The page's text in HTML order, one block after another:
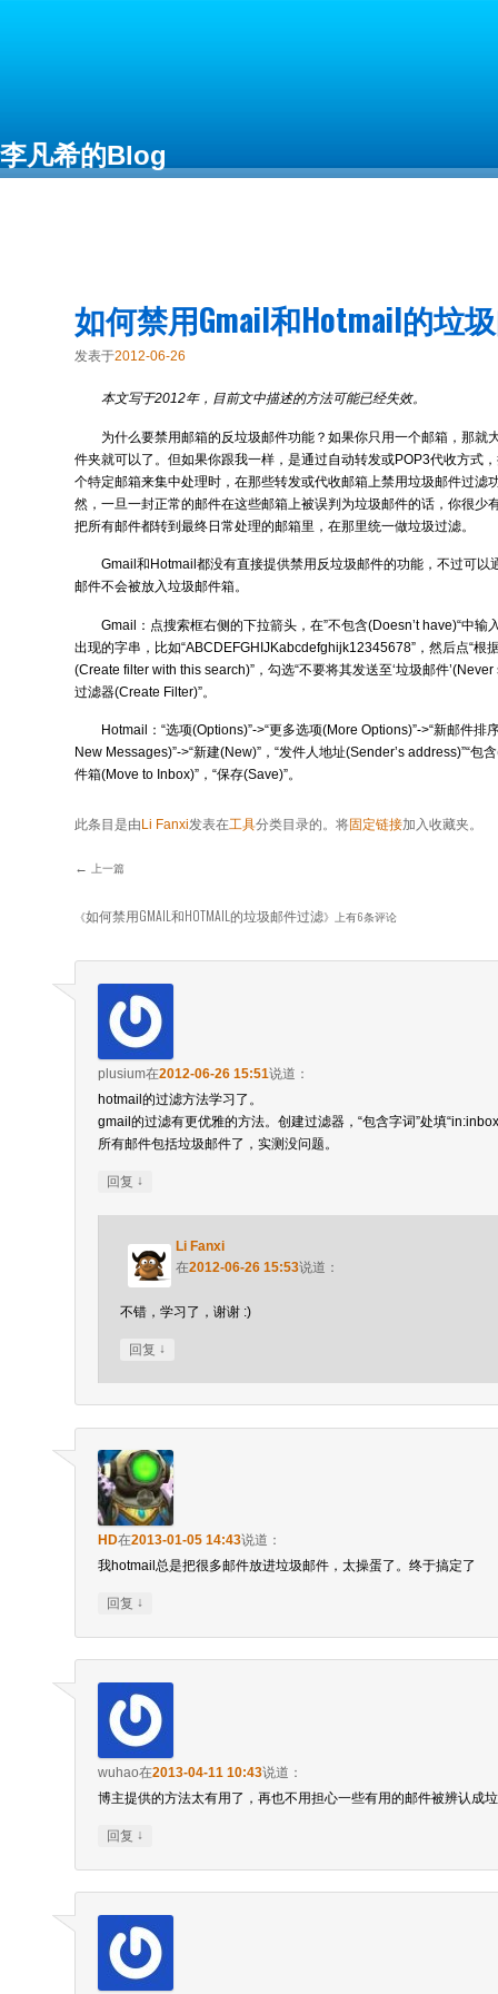
李凡希的Blog
如何禁用Gmail和Hotmail的垃
发表于2012-06-26
本文写于2012年，目前文中描述的方法可能已经失效。
为什么要禁用邮箱的反垃圾邮件功能？如果你只用一个邮箱，那就
件夹就可以了。但如果你跟我一样，是通过自动转发或POP3代收方式
个特定邮箱来集中处理时，在那些转发或代收邮箱上禁用垃圾邮件过滤
然，一旦一封正常的邮件在这些邮箱上被误判为垃圾邮件的话，你很少
把所有邮件都转到最终日常处理的邮箱里，在那里统一做垃圾过滤。
Gmail和Hotmail都没有直接提供禁用反垃圾邮件的功能，不过可以
邮件不会被放入垃圾邮件箱。
Gmail：点搜索框右侧的下拉箭头，在”不包含(Doesn’t have)“中输
出现的字串，比如“ABCDEFGHIJKabcdefghijk12345678”，然后点“根
(Create filter with this search)”，勾选“不要将其发送至‘垃圾邮件
过滤器(Create Filter)”。
Hotmail：“选项(Options)”->“更多选项(More Options)”->“新邮件排
New Messages)”->“新建(New)”，“发件人地址(Sender’s address)”“包含
件箱(Move to Inbox)”，“保存(Save)”。
此条目是由 Li Fanxi发表在工具分类目录的。将固定链接加入收藏夹。
文章导航
← 上一篇
《如何禁用GMAIL和HOTMAIL的垃圾邮件过滤》上有6条评论
plusium在2012-06-26 15:51说道：
hotmail的过滤方法学习了。
gmail的过滤有更优雅的方法。创建过滤器，“包含字词”处填
所有邮件包括垃圾邮件了，实测没问题。
回复 ↓
Li Fanxi
在2012-06-26 15:53说道：
不错，学习了，谢谢 :)
回复 ↓
HD在2013-01-05 14:43说道：
我hotmail总是把很多邮件放进垃圾邮件，太操蛋了。终于搞定了
回复 ↓
wuhao在2013-04-11 10:43说道：
博主提供的方法太有用了，再也不用担心一些有用的邮件被辨认成
回复 ↓